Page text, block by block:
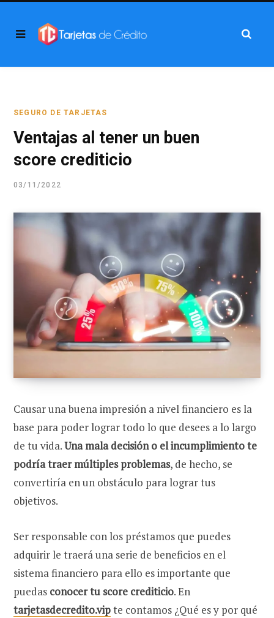
SEGURO DE TARJETAS
Ventajas al tener un buen
score crediticio
03/11/2022
Causar una buena impresión a nivel financiero es la
base para poder lograr todo lo que desees a lo largo
de tu vida.Una mala decisión o el incumplimiento te
podría traer múltiples problemas, de hecho, se
convertiría en un obstáculo para lograr tus
objetivos.
Ser responsable con los préstamos que puedes
adquirir le traerá una serie de beneficios en el
sistema financiero para ello es importante que
puedas conocer tu score crediticio. En
tarjetasdecredito.vipte contamos ¿Qué es y por qué